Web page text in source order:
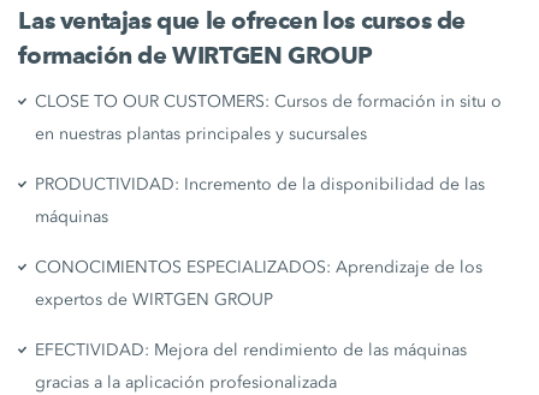
Las ventajas que le ofrecen los cursos de
formación de WIRTGEN GROUP
CLOSE TO OUR CUSTOMERS: Cursos de formación in situ o
en nuestras plantas principales y sucursales
PRODUCTIVIDAD: Incremento de la disponibilidad de las
máquinas
CONOCIMIENTOS ESPECIALIZADOS: Aprendizaje de los
expertos de WIRTGEN GROUP
EFECTIVIDAD: Mejora del rendimiento de las máquinas
gracias a la aplicación profesionalizada